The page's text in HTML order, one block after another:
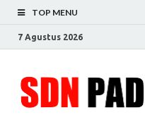
TOP MENU
7 Agustus 2026